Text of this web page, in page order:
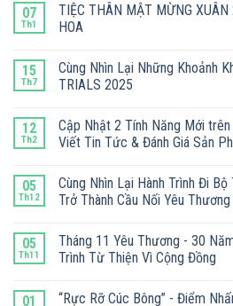
07
Th1
TIỆC THÂN MẬT MỪNG
HOA
15
Th7
Cùng Nhìn Lại Những Khoảnh
TRIALS 2025
12
Th2
Cập Nhật 2 Tính Năng Mới
Viết Tin Tức & Đánh Giá Sản
05
Th12
Cùng Nhìn Lại Hành Trình Đi
Trở Thành Cầu Nối Yêu Thương
05
Th11
Tháng 11 Yêu Thương - 30
Trình Từ Thiện Vì Cộng Đồng
01
“Rực Rỡ Cúc Bông” - Điểm